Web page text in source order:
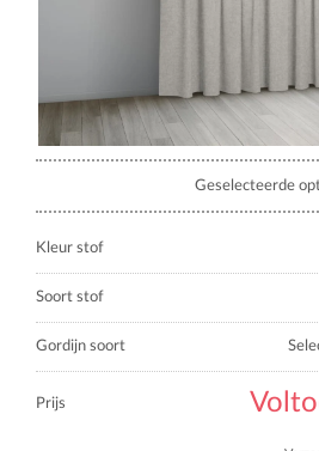
Geselecteerde
Kleur stof
Soort stof
Gordijn soort
Prijs